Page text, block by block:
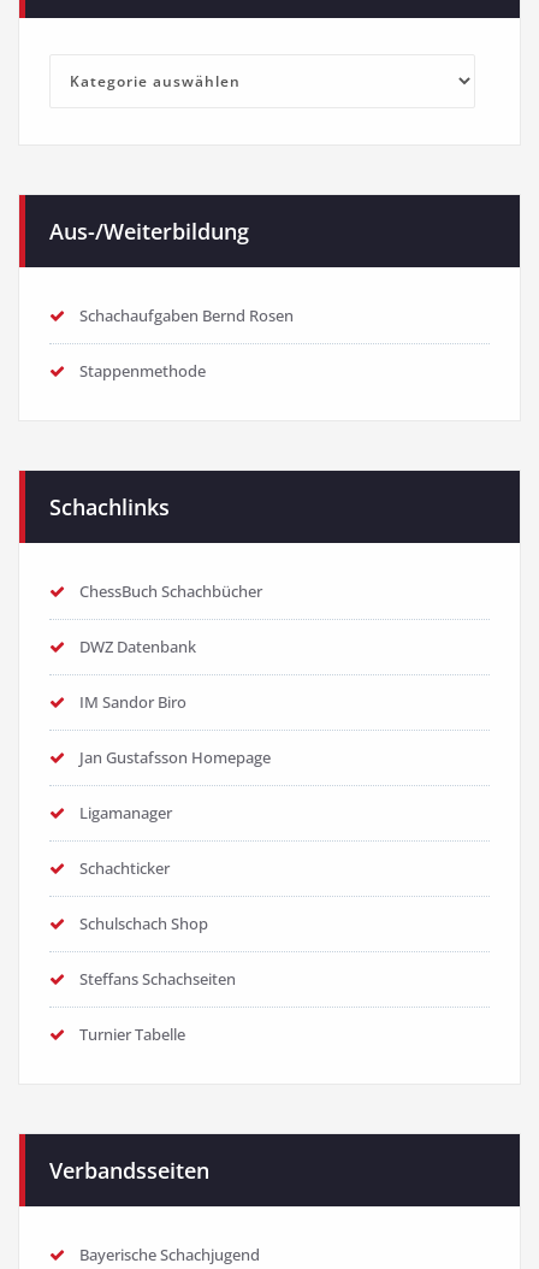
Kategorien
Aus-/Weiterbildung
Schachaufgaben Bernd Rosen
Stappenmethode
Schachlinks
ChessBuch Schachbücher
DWZ Datenbank
IM Sandor Biro
Jan Gustafsson Homepage
Ligamanager
Schachticker
Schulschach Shop
Steffans Schachseiten
Turnier Tabelle
Verbandsseiten
Bayerische Schachjugend